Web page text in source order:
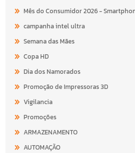
Mês do Consumidor 2026 -
campanha intel ultra
Semana das Mães
Copa HD
Dia dos Namorados
Promoção de Impressoras 3D
Vigilancia
Promoções
ARMAZENAMENTO
AUTOMAÇÃO